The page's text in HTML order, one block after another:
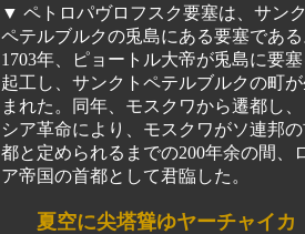
▼ ペトロパヴロフスク要塞は、サン
ペテルブルクの兎島にある要塞であ
1703年、ピョートル大帝が兎島に要
起工し、サンクトペテルブルクの町
まれた。同年、モスクワから遷都し
シア革命により、モスクワがソ連邦
都と定められるまでの200年余の間、
ア帝国の首都として君臨した。
夏空に尖塔聳ゆヤーチャイカ